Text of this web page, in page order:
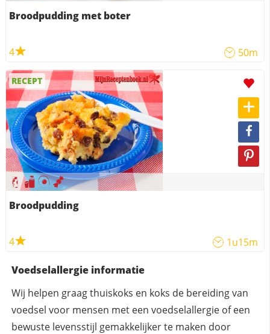
Broodpudding met boter
4 50m
RECEPT
Broodpudding
4 1u15m
Voedselallergie informatie
Wij helpen graag thuiskoks en koks de bereiding van
voedsel voor mensen met een voedselallergie of een
bewuste levensstijl gemakkelijker te maken door